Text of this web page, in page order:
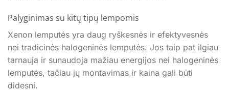
Palyginimas su kitų tipų lempomis
Xenon lemputės yra daug ryškesnės ir efektyvesnės
nei tradicinės halogeninės lemputės. Jos taip pat ilgiau
tarnauja ir sunaudoja mažiau energijos nei halogeninės
lemputės, tačiau jų montavimas ir kaina gali būti
didesni.